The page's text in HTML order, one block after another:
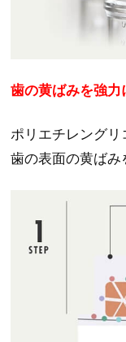
歯の黄ばみを強力
ポリエチレングリ
歯の表面の黄ばみ